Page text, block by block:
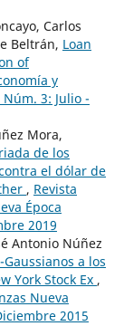
Carlos
Beltrán, Loan
of
y
Núm. 3: Julio -
Mora,
de los
el dólar de
, Revista
Época
2019
Antonio Núñez
a los
York Stock Ex ,
Nueva
2015